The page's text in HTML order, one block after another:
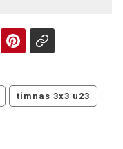
timnas 3x3 u23